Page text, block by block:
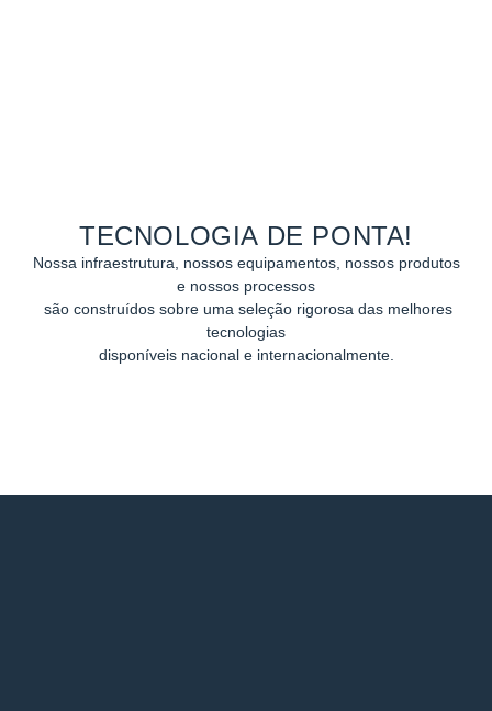
TECNOLOGIA DE PONTA!
Nossa infraestrutura, nossos equipamentos, nossos produtos
e nossos processos
são construídos sobre uma seleção rigorosa das melhores
tecnologias
disponíveis nacional e internacionalmente.